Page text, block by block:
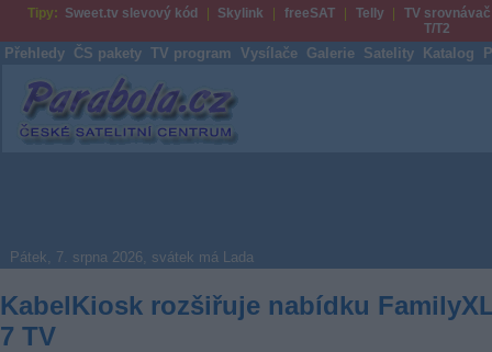
Tipy: Sweet.tv slevový kód Skylink freeSAT Telly
TV srovnávač
T/T2
Přehledy ČS pakety TV program Vysílače Galerie Satelity Katalog
Parabola.cz
Pátek, 7. srpna 2026, svátek má Lada
KabelKiosk rozšiřuje nabídku
7 TV